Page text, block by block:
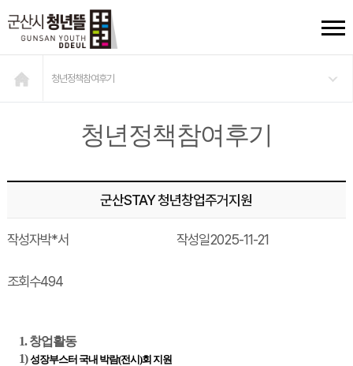
청년정책참여후기
청년정책참여후기
군산STAY 청년창업주거지원
작성자박*서 작성일2025-11-21
조회수494
1. 창업활동
1)성장부스터 국내 박람(전시)회 지원